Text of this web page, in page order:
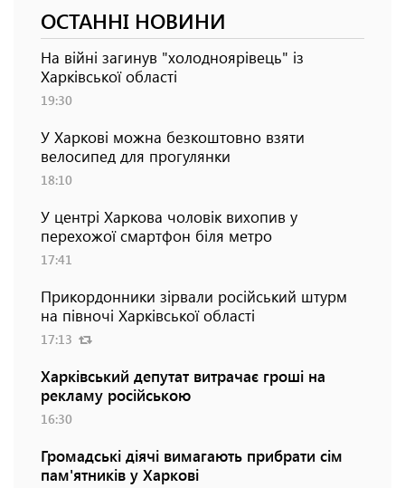
ОСТАННІ НОВИНИ
На війні загинув "холодноярівець" із
Харківської області
19:30
У Харкові можна безкоштовно взяти
велосипед для прогулянки
18:10
У центрі Харкова чоловік вихопив у
перехожої смартфон біля метро
17:41
Прикордонники зірвали російський штурм
на півночі Харківської області
17:13
Харківський депутат витрачає гроші на
рекламу російською
16:30
Громадські діячі вимагають прибрати сім
пам'ятників у Харкові